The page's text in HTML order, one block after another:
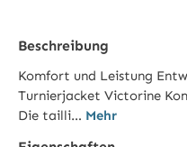
Beschreibung
Komfort und Leistung
Turnierjacket Victorine
Die tailli… Mehr